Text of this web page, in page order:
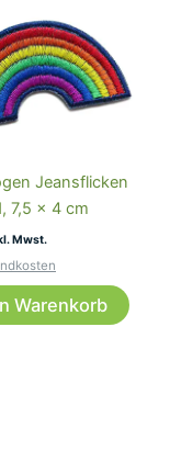
Jeansflicken
7,5 x 4 cm
Mwst.
Warenkorb